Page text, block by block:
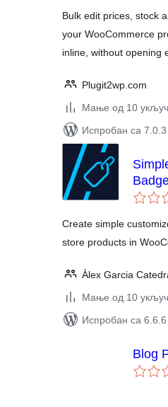
Bulk edit prices, stock
your WooCommerce
inline, without opening
Plugit2wp.com
Мање од 10
Испробан са 7.0.3
Create simple
store products in
Àlex Garcia
Мање од 10
Испробан са 6.6.6
Blog